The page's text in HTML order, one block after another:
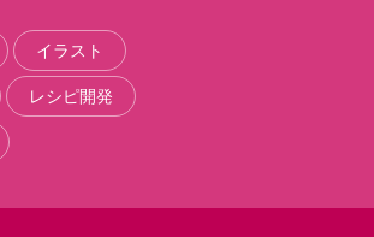
イラスト
レシピ開発